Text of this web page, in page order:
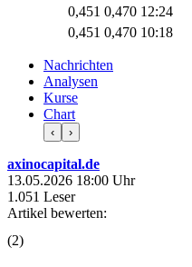
0,451 0,470 12:24
0,451 0,470 10:18
Nachrichten
Analysen
Kurse
Chart
‹ ›
axinocapital.de
13.05.2026 18:00 Uhr
1.051 Leser
Artikel bewerten:
(2)